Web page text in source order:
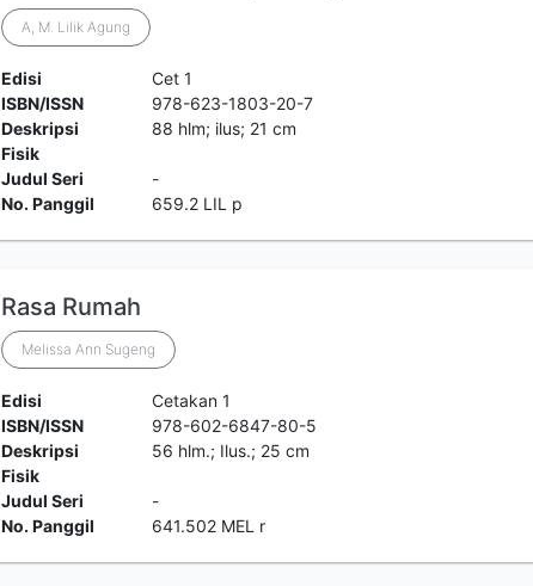
A, M. Lilik Agung
Edisi
Cet 1
ISBN/ISSN
978-623-1803-20-7
Deskripsi
Fisik
88 hlm; ilus; 21 cm
Judul Seri
-
No. Panggil
659.2 LIL p
Rasa Rumah
Melissa Ann Sugeng
Edisi
Cetakan 1
ISBN/ISSN
978-602-6847-80-5
Deskripsi
Fisik
56 hlm.; Ilus.; 25 cm
Judul Seri
-
No. Panggil
641.502 MEL r